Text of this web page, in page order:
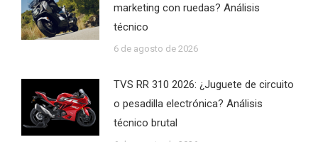
marketing con ruedas? Análisis
técnico
6 de agosto de 2026
TVS RR 310 2026: ¿Juguete de circuito
o pesadilla electrónica? Análisis
técnico brutal